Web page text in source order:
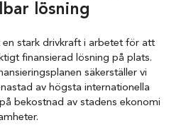
lösning
en stark drivkraft i arbetet för att
finansierad lösning på plats.
säkerställer vi
av högsta internationella
bekostnad av stadens ekonomi